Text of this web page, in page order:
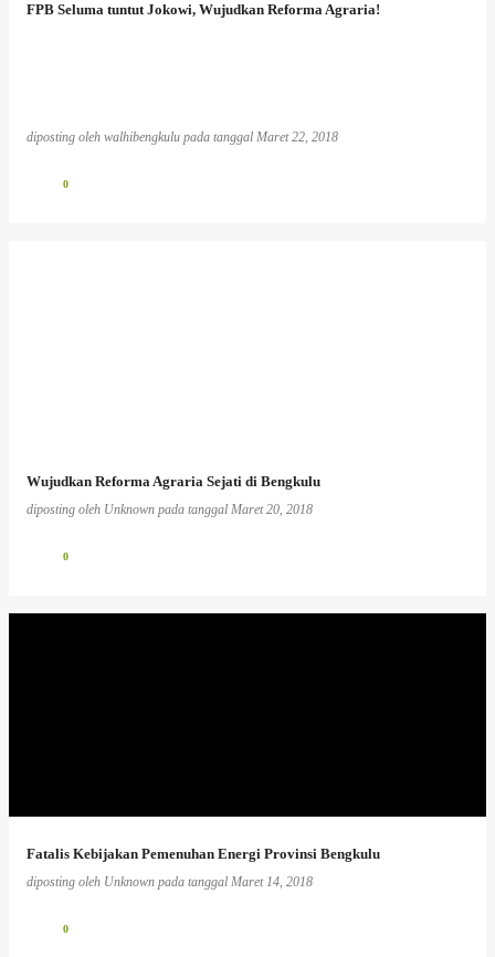
FPB Seluma tuntut Jokowi, Wujudkan Reforma Agraria!
diposting oleh walhibengkulu pada tanggal Maret 22, 2018
0
Wujudkan Reforma Agraria Sejati di Bengkulu
diposting oleh Unknown pada tanggal Maret 20, 2018
0
Fatalis Kebijakan Pemenuhan Energi Provinsi Bengkulu
diposting oleh Unknown pada tanggal Maret 14, 2018
0